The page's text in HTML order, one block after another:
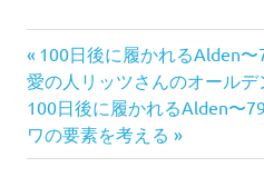
投
稿
ナ
前
の
記
事:
100日後に履かれるAlden〜
愛の人リッツさんのオールデ
次
の
記
100日後に履かれるAlden〜
ワの要素を考える